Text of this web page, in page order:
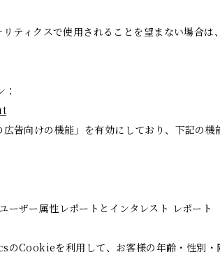
ティクスで使用されることを望まない場合
告向けの機能」を有効にしており、下記
ザー属性レポートとインタレスト レポート
Cookieを利用して、お客様の年齢・性別・